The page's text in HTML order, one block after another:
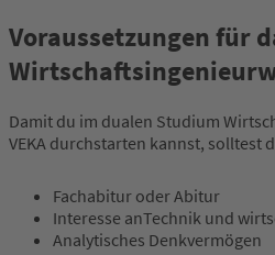
Voraussetzungen für
Damit du im dualen Studium
VEKA durchstarten kannst, solltest
Fachabitur oder Abitur
Interesse anTechnik und
Analytisches Denkvermögen